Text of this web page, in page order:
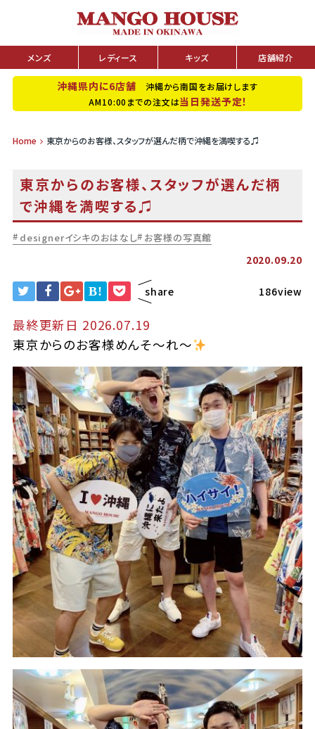
メンズ レディース キッズ 店舗紹介
沖縄県内に6店舗 沖縄から南国をお届けします
AM10:00までの注文は当日発送予定！
Home 東京からのお客様、スタッフが選んだ柄で沖縄を満喫する♫
東京からのお客様、スタッフが選んだ柄
で沖縄を満喫する♫
designerイシキのおはなし お客様の写真館
2020.09.20
B! share 186view
最終更新日 2026.07.19
東京からのお客様めんそ〜れ〜